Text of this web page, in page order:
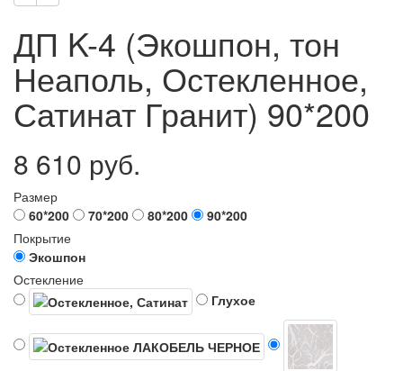
ДП K-4 (Экошпон, тон
Неаполь, Остекленное,
Сатинат Гранит) 90*200
8 610 руб.
Размер
60*200
70*200 80*200
90*200
Покрытие
Экошпон
Остекление
Глухое